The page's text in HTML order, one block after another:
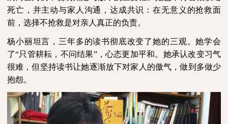
死亡，并主动与家人沟通，达成共识：在无意义的抢救面
前，选择不抢救是对亲人真正的负责。
杨小丽坦言，三年多的读书彻底改变了她的三观。她学会
了“只管耕耘，不问结果”，心态更加平和。她承认改变习气
很难，但坚持读书让她逐渐放下对家人的傲气，做到多做少
抱怨。